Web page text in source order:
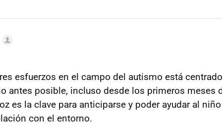
esfuerzos en el campo del autismo está
antes posible, incluso desde los primeros meses
es la clave para anticiparse y poder ayudar al
con el entorno.